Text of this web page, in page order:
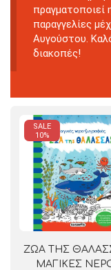
πραγματοποιεί
παραγγελίες
Αυγούστου.
διακοπές!
SALE
10%
ΖΩΑ ΤΗΣ
ΜΑΓΙΚΕΣ